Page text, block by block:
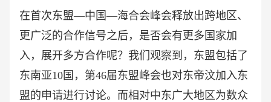
在首次东盟—中国—海合会峰会释放出跨地区、
更广泛的合作信号之后，是否会有更多国家加
入，展开多方合作呢？我们观察到，东盟包括了
东南亚10国，第46届东盟峰会也对东帝汶加入东
盟的申请进行讨论。而相对中东广大地区为数众